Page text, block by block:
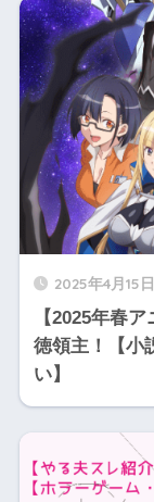
2025年4月15日
【2025年春
徳領主！【小
い】